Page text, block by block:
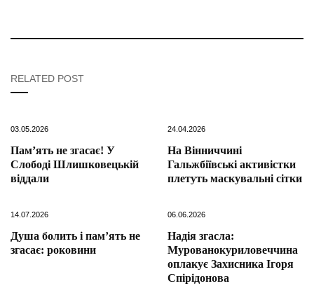
RELATED POST
03.05.2026
Пам’ять не згасає! У
Слободі Шлишковецькій
віддали
24.04.2026
На Вінниччині
Гальжбіївські активістки
плетуть маскувальні сітки
14.07.2026
Душа болить і пам’ять не
згасає: роковини
06.06.2026
Надія згасла:
Мурованокуриловеччина
оплакує Захисника Ігоря
Спірідонова